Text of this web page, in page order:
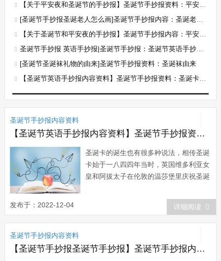
【关于平安夜和圣诞节的手抄报】圣诞节手抄报资料：平安夜传说
[圣诞节手抄报圣诞老人怎么画]圣诞节手抄报内容：圣诞老人的来历
【关于圣诞节和平安夜的手抄报】圣诞节手抄报内容：平安夜的传说
圣诞节手抄报 英语手抄报|圣诞节手抄报：圣诞节英语手抄报资料
[圣诞节圣诞袜礼物的由来]圣诞节手抄报资料：圣诞袜由来
【圣诞节英语手抄报内容资料】圣诞节手抄报资料：圣诞卡的诞生
圣诞节手抄报内容资料
【圣诞节英语手抄报内容资料】圣诞节手抄报资料：圣诞卡的诞生
圣诞卡的诞生也有很多种说法，相传圣诞
卡始于一八四四年当时，英国维多利亚女
皇和阿拔太子在伦敦的温莎堡里庆祝圣诞
印有祝贺的词句。欧洲人从此纷纷仿效，
用这种写上祝贺词的卡片来互相祝贺圣诞
和新年。还有另一个说法在一八四三年，
在英国有个叫亨高尔的十多岁青年，在一
家雕刻店...
发布于：2022-12-04 详细阅读
圣诞节手抄报内容资料
【圣诞节手抄报圣诞节手抄报】圣诞节手抄报内容：圣诞节庆来历